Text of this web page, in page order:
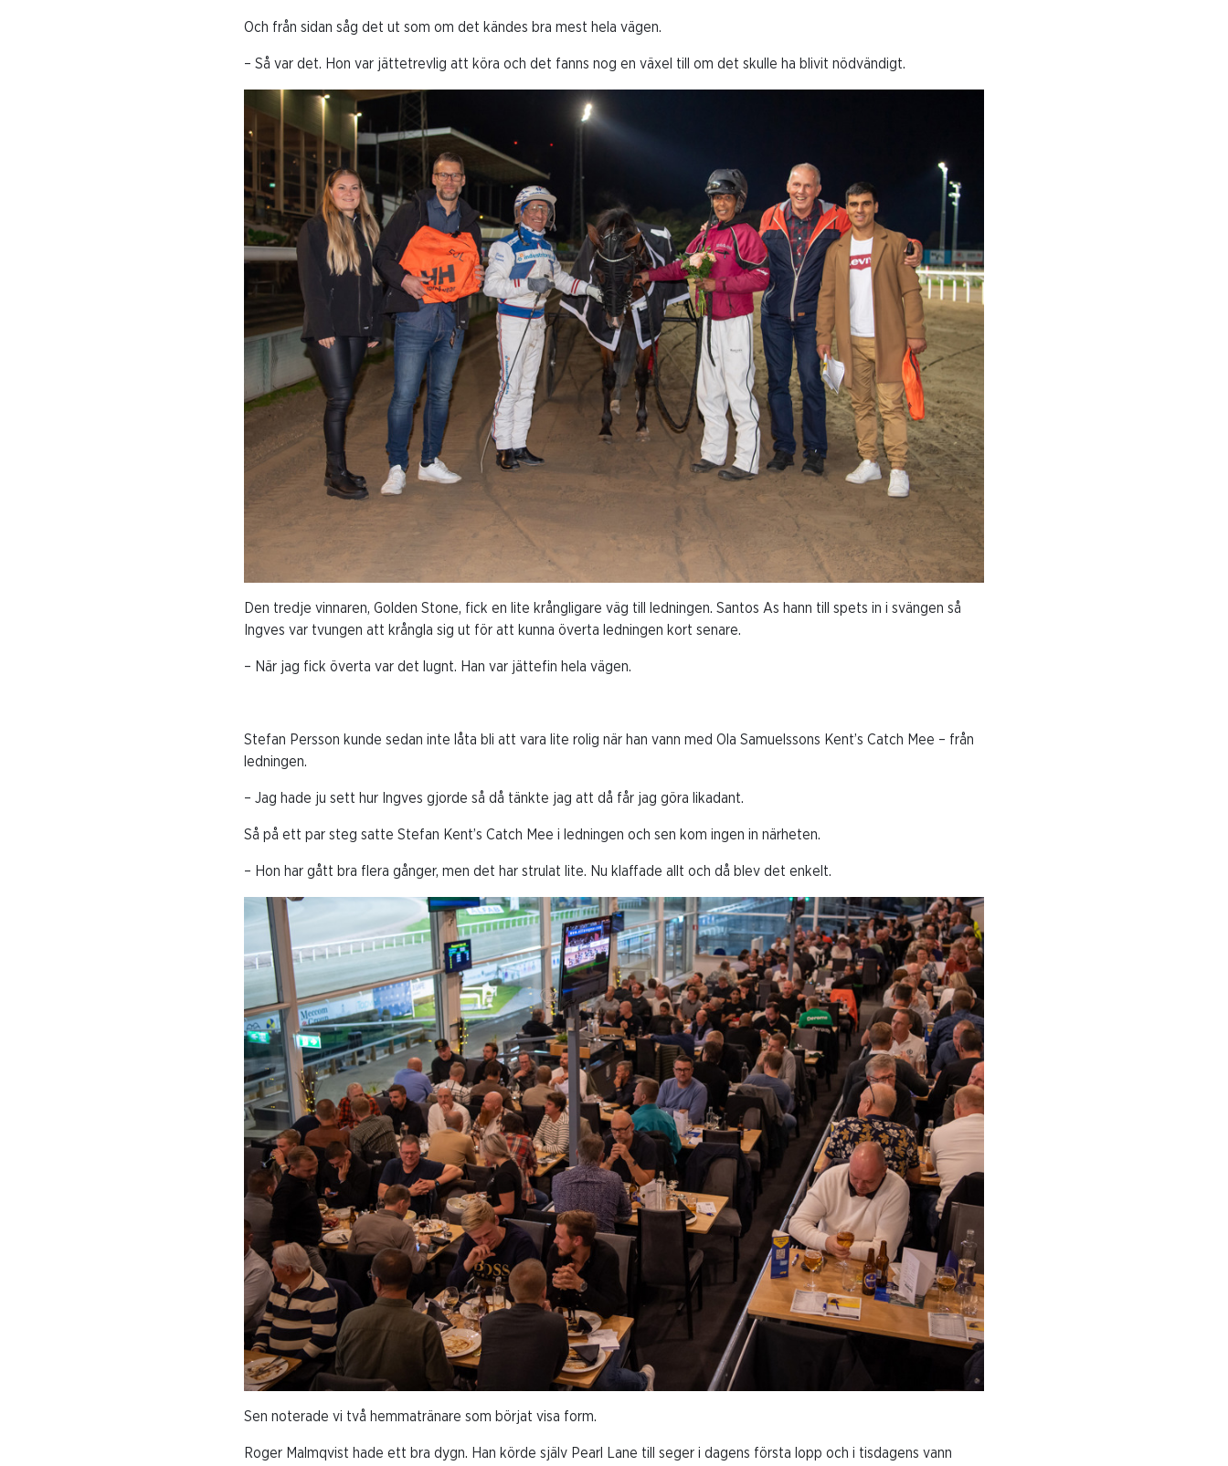
Och från sidan såg det ut som om det kändes bra mest hela vägen.
– Så var det. Hon var jättetrevlig att köra och det fanns nog en växel till om det skulle ha blivit nödvändigt.
Den tredje vinnaren, Golden Stone, fick en lite krångligare väg till ledningen. Santos As hann till spets in i svängen så
Ingves var tvungen att krångla sig ut för att kunna överta ledningen kort senare.
– När jag fick överta var det lugnt. Han var jättefin hela vägen.
Stefan Persson kunde sedan inte låta bli att vara lite rolig när han vann med Ola Samuelssons Kent’s Catch Mee – från
ledningen.
– Jag hade ju sett hur Ingves gjorde så då tänkte jag att då får jag göra likadant.
Så på ett par steg satte Stefan Kent’s Catch Mee i ledningen och sen kom ingen in närheten.
– Hon har gått bra flera gånger, men det har strulat lite. Nu klaffade allt och då blev det enkelt.
Sen noterade vi två hemmatränare som börjat visa form.
Roger Malmqvist hade ett bra dygn. Han körde själv Pearl Lane till seger i dagens första lopp och i tisdagens vann